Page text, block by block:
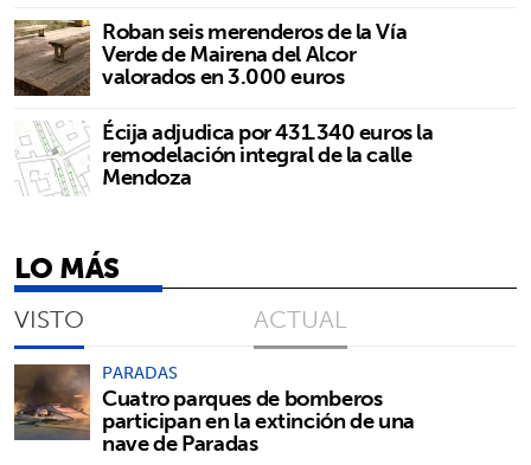
Roban seis merenderos de la Vía
Verde de Mairena del Alcor
valorados en 3.000 euros
Écija adjudica por 431.340 euros la
remodelación integral de la calle
Mendoza
LO MÁS
VISTO ACTUAL
PARADAS
Cuatro parques de bomberos
participan en la extinción de una
nave de Paradas